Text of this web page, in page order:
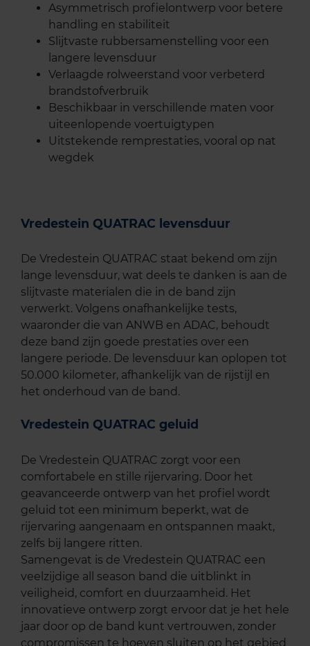
Asymmetrisch profielontwerp voor betere
handling en stabiliteit
Slijtvaste rubbersamenstelling voor een
langere levensduur
Verlaagde rolweerstand voor verbeterd
brandstofverbruik
Beschikbaar in verschillende maten voor
uiteenlopende voertuigtypen
Uitstekende remprestaties, vooral op nat
wegdek
Vredestein QUATRAC levensduur
De Vredestein QUATRAC staat bekend om zijn
lange levensduur, wat deels te danken is aan de
slijtvaste materialen die in de band zijn
verwerkt. Volgens onafhankelijke tests,
waaronder die van ANWB en ADAC, behoudt
deze band zijn goede prestaties over een
langere periode. De levensduur kan oplopen tot
50.000 kilometer, afhankelijk van de rijstijl en
het onderhoud van de band.
Vredestein QUATRAC geluid
De Vredestein QUATRAC zorgt voor een
comfortabele en stille rijervaring. Door het
geavanceerde ontwerp van het profiel wordt
geluid tot een minimum beperkt, wat de
rijervaring aangenaam en ontspannen maakt,
zelfs bij langere ritten.
Samengevat is de Vredestein QUATRAC een
veelzijdige all season band die uitblinkt in
veiligheid, comfort en duurzaamheid. Het
innovatieve ontwerp zorgt ervoor dat je het hele
jaar door op de band kunt vertrouwen, zonder
compromissen te hoeven sluiten op het gebied